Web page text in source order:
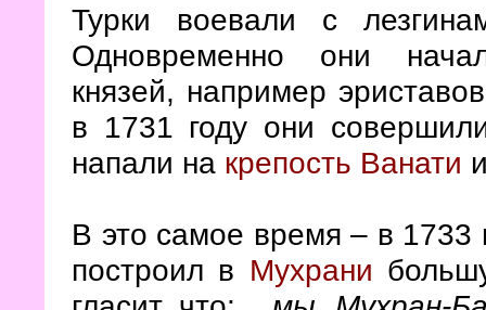
Турки воевали с
Одновременно они
князей, например
в 1731 году они
напали на крепость Ванати
В это самое время – в 1733
построил в Мухрани